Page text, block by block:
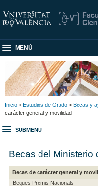
MENÚ
Inicio > Estudios de Grado > Becas y
carácter general y movilidad
SUBMENU
Becas del Ministerio
Becas de carácter general y
Beques Premis Nacionals